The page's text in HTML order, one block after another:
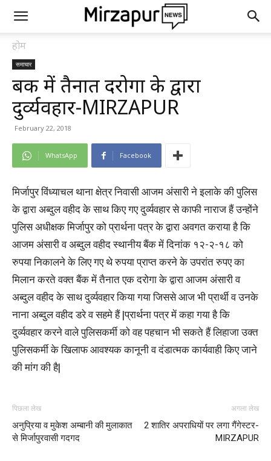
होम
समाचार
बैंक में तैनात दरोगा के द्वारा
दुर्व्यवहार-MIRZAPUR
February 22, 2018
WhatsApp Facebook
मिर्जापुर विंध्याचल थाना क्षेत्र निवासी आजम अंसारी ने इलाके की पुलिस
के द्वारा अब्दुल वहीद के साथ किए गए दुर्व्यवहार से काफी नाराज हैं उन्होंने
पुलिस अधीक्षक मिर्जापुर को प्रार्थना पत्र के द्वारा अवगत कराया है कि
आजम अंसारी व अब्दुल वहीद स्थानीय बैंक में दिनांक १२-२-१८ को
रुपया निकालने के लिए गए थे रुपया प्राप्त करने के उपरांत रुपए का
मिलान करते वक्त बैंक में तैनात एक दरोगा के द्वारा आजम अंसारी व
अब्दुल वहीद के साथ दुर्व्यवहार किया गया जिससे आज भी प्रार्थी व उनके
नाना अब्दुल वहीद डरे व सहमे हैं |प्रार्थना पत्र में कहा गया है कि
दुर्व्यवहार करने वाले पुलिसकर्मी को वह पहचान भी सकते हैं लिहाजा उक्त
पुलिसकर्मी के खिलाफ आवश्यक कानूनी व दंडात्मक कार्यवाही किए जाने
की मांग की है|
पिछला लेख
अनुप्रिया व मुकेश अम्बानी की मुलाकात
से मिर्जापुरवासी गदगद
अगला लेख
2 शातिर अपराधियों पर लगा गैंगेस्टर-
MIRZAPUR